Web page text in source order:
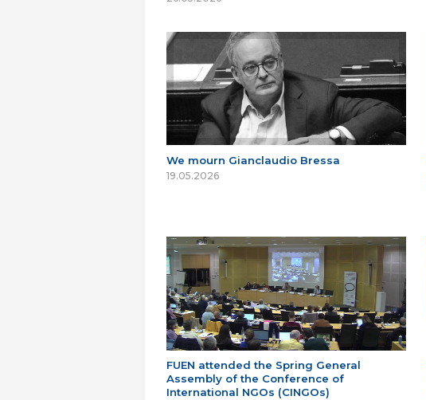
We mourn Gianclaudio Bressa
19.05.2026
FUEN attended the Spring General
Assembly of the Conference of
International NGOs (CINGOs)